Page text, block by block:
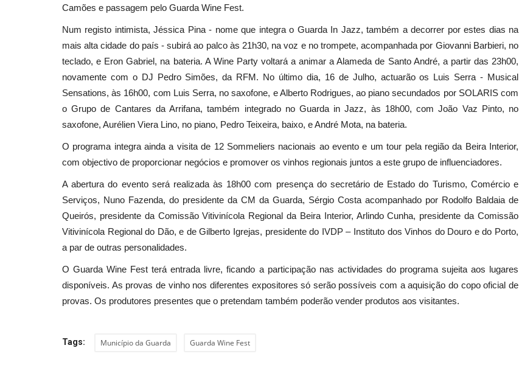
Camões e passagem pelo Guarda Wine Fest.
Num registo intimista, Jéssica Pina - nome que integra o Guarda In Jazz, também a decorrer por estes dias na
mais alta cidade do país - subirá ao palco às 21h30, na voz e no trompete, acompanhada por Giovanni Barbieri, no
teclado, e Eron Gabriel, na bateria. A Wine Party voltará a animar a Alameda de Santo André, a partir das 23h00,
novamente com o DJ Pedro Simões, da RFM. No último dia, 16 de Julho, actuarão os Luis Serra - Musical
Sensations, às 16h00, com Luis Serra, no saxofone, e Alberto Rodrigues, ao piano secundados por SOLARIS com
o Grupo de Cantares da Arrifana, também integrado no Guarda in Jazz, às 18h00, com João Vaz Pinto, no
saxofone, Aurélien Viera Lino, no piano, Pedro Teixeira, baixo, e André Mota, na bateria.
O programa integra ainda a visita de 12 Sommeliers nacionais ao evento e um tour pela região da Beira Interior,
com objectivo de proporcionar negócios e promover os vinhos regionais juntos a este grupo de influenciadores.
A abertura do evento será realizada às 18h00 com presença do secretário de Estado do Turismo, Comércio e
Serviços, Nuno Fazenda, do presidente da CM da Guarda, Sérgio Costa acompanhado por Rodolfo Baldaia de
Queirós, presidente da Comissão Vitivinícola Regional da Beira Interior, Arlindo Cunha, presidente da Comissão
Vitivinícola Regional do Dão, e de Gilberto Igrejas, presidente do IVDP – Instituto dos Vinhos do Douro e do Porto,
a par de outras personalidades.
O Guarda Wine Fest terá entrada livre, ficando a participação nas actividades do programa sujeita aos lugares
disponíveis. As provas de vinho nos diferentes expositores só serão possíveis com a aquisição do copo oficial de
provas. Os produtores presentes que o pretendam também poderão vender produtos aos visitantes.
Tags: Município da Guarda Guarda Wine Fest
Lazer
dias
novembro no Cine-Teatro...